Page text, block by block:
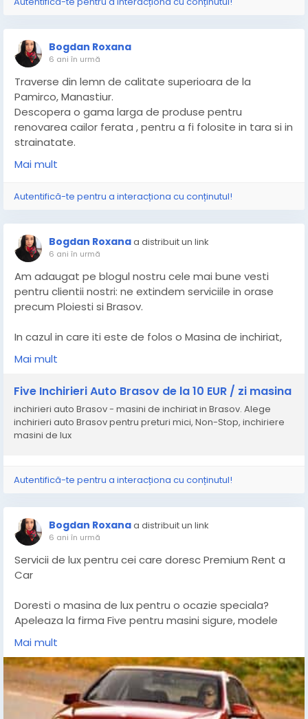
profesională a angajaților.
toate grijile provocate de instalația ta de gaze?
Standardele de excelență la care Grand Gaz Instal
Termo aspiră oferă un exemplu comunității. Ei își
consideră munca o misiune esențială prin care
reușesc să facă o diferență în viața oamenilor.
Vizitează site-ul lor dacă îți dorești să afli mai multe
despre serviciile calitative de instalații gaze și despre
Bogdan Roxana
6 ani în urmă
Traverse din lemn de calitate superioara de la
Pamirco, Manastiur.
Descopera o gama larga de produse pentru
renovarea cailor ferata , pentru a fi folosite in tara si in
strainatate.
https://pamirco.com
Mai mult
Autentifică-te pentru a interacționa cu conținutul!
Bogdan Roxanaa distribuit un link
6 ani în urmă
Am adaugat pe blogul nostru cele mai bune vesti
pentru clientii nostri: ne extindem serviciile in orase
precum Ploiesti si Brasov.
In cazul in care iti este de folos o Masina de inchiriat,
citeste cel mai recent articol de blog despre cum
functioneaza serviciile de inchirieri auto Brasov.
Mai mult
Five Inchirieri Auto Brasov de la 10 EUR / zi masina
inchirieri auto Brasov - masini de inchiriat in Brasov. Alege
inchirieri auto Brasov pentru preturi mici, Non-Stop, inchiriere
masini de lux
Autentifică-te pentru a interacționa cu conținutul!
Bogdan Roxanaa distribuit un link
6 ani în urmă
Servicii de lux pentru cei care doresc Premium Rent a
Car
Doresti o masina de lux pentru o ocazie speciala?
Apeleaza la firma Five pentru masini sigure, modele
diverse, asistenta tehnica non-stop si o echipa de
profesionisti.
Stiai ca poti avea orice masina pentru aniversarea ta?
Sau ai nevoie de o masina luxoasa pentru o intalnire
de afaceri importanta?
Mai mult